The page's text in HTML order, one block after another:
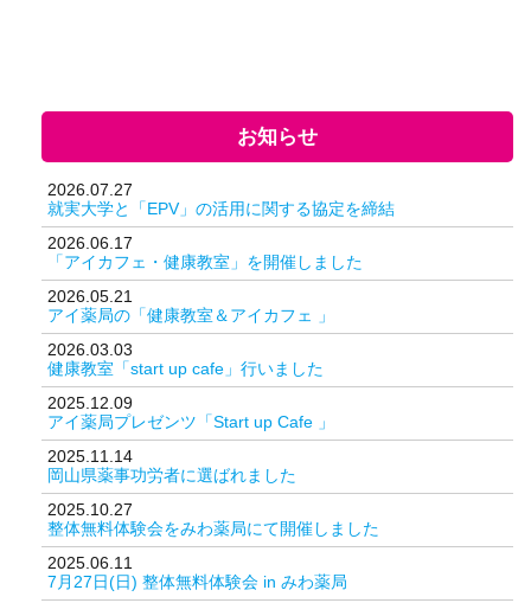
お知らせ
2026.07.27
就実大学と「EPV」の活用に関する協定を締結
2026.06.17
「アイカフェ・健康教室」を開催しました
2026.05.21
アイ薬局の「健康教室＆アイカフェ 」
2026.03.03
健康教室「start up cafe」行いました
2025.12.09
アイ薬局プレゼンツ「Start up Cafe 」
2025.11.14
岡山県薬事功労者に選ばれました
2025.10.27
整体無料体験会をみわ薬局にて開催しました
2025.06.11
7月27日(日) 整体無料体験会 in みわ薬局